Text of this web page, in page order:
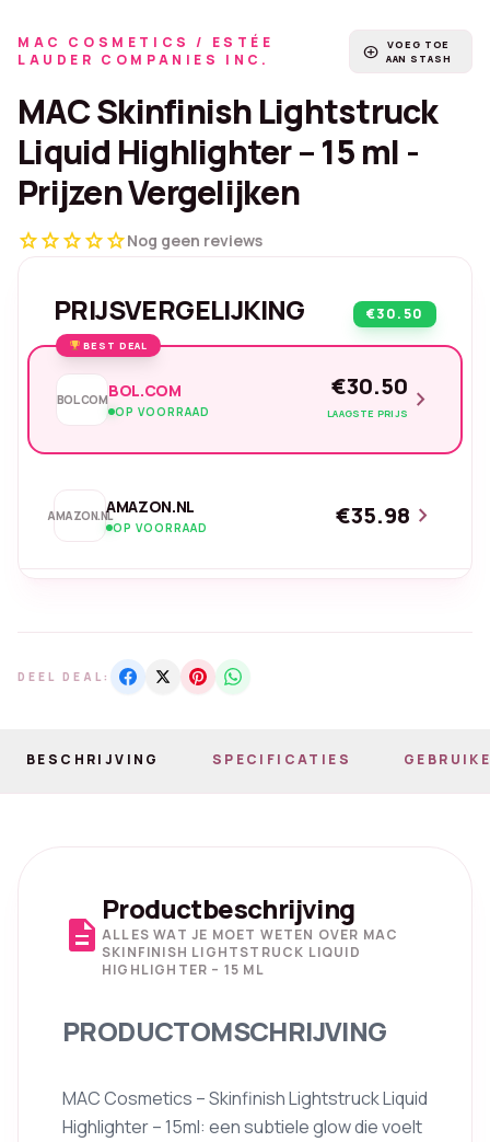
MAC COSMETICS / ESTÉE
LAUDER COMPANIES INC.
add_circle
VOEG TOE
AAN STASH
MAC Skinfinish Lightstruck
Liquid Highlighter – 15 ml -
Prijzen Vergelijken
starstarstarstarstarNog geen reviews
PRIJSVERGELIJKING €30.50
BEST DEAL
BOL.COMBOL.COM
OP VOORRAAD
€30.50
LAAGSTE PRIJS chevron_right
AMAZON.NLAMAZON.NL
OP VOORRAAD €35.98 chevron_right
DEEL DEAL:
BESCHRIJVING SPECIFICATIES
description
Productbeschrijving
ALLES WAT JE MOET WETEN OVER MAC
SKINFINISH LIGHTSTRUCK LIQUID
HIGHLIGHTER – 15 ML
PRODUCTOMSCHRIJVING
MAC Cosmetics – Skinfinish Lightstruck Liquid
Highlighter – 15ml: een subtiele glow die voelt